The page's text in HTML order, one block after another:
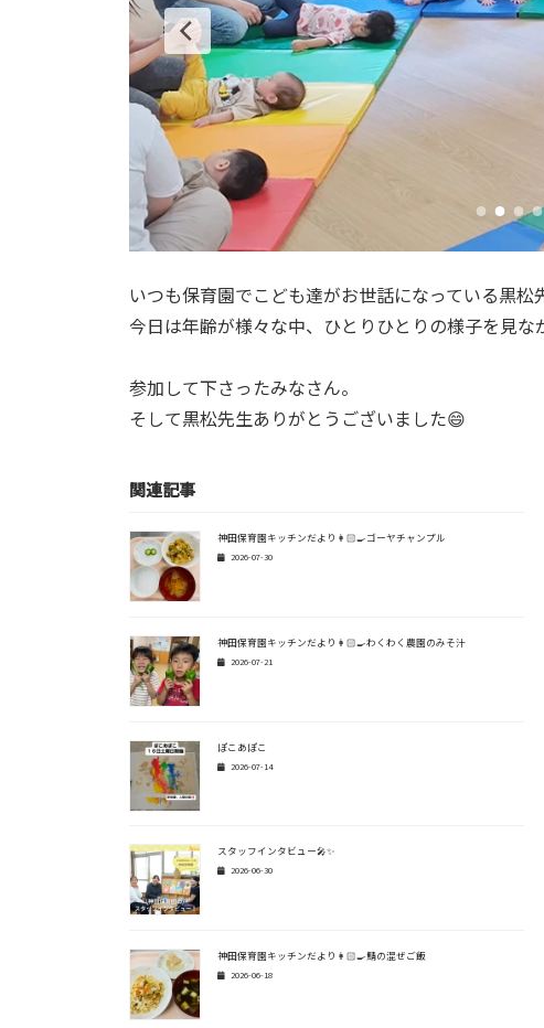
いつも保育園でこども達がお世話になっている黒松
今日は年齢が様々な中、ひとりひとりの様子を見な
参加して下さったみなさん。
そして黒松先生ありがとうございました😄
関連記事
神田保育園キッチンだより👩🏻‍🍳ゴーヤチャンプル
2026-07-30
神田保育園キッチンだより👩🏻‍🍳わくわく農園のみそ汁
2026-07-21
ぽこあぽこ
2026-07-14
スタッフインタビュー🎤✨
2026-06-30
神田保育園キッチンだより👩🏻‍🍳鯖の混ぜご飯
2026-06-18